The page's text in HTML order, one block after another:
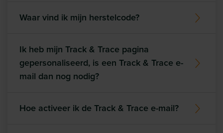
Waar vind ik mijn herstelcode?
Ik heb mijn Track & Trace pagina
gepersonaliseerd, is een Track & Trace e-
mail dan nog nodig?
Hoe activeer ik de Track & Trace e-mail?